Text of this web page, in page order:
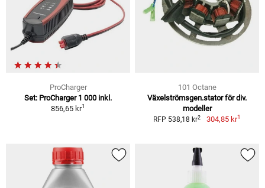
ProCharger
Set: ProCharger 1 000 inkl.
856,65 kr1
101 Octane
Växelströmsgen.stator för div.
modeller
RFP 538,18 kr2 304,85 kr1